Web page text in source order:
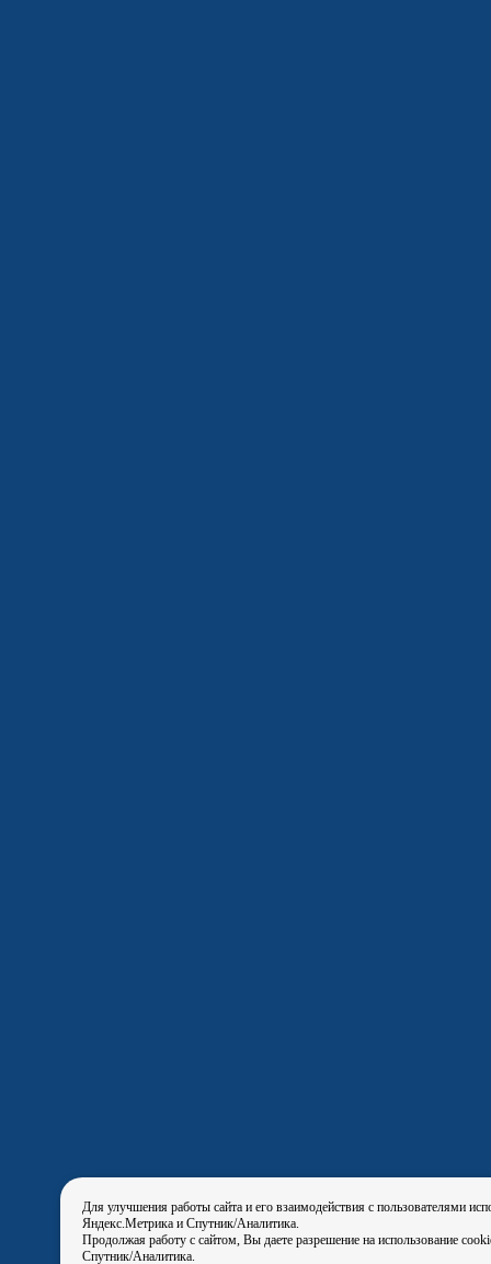
Для улучшения работы сайта и его взаимодействия с пользователями
Яндекс.Метрика и Спутник/Аналитика.
Продолжая работу с сайтом, Вы даете разрешение на использование
Спутник/Аналитика.